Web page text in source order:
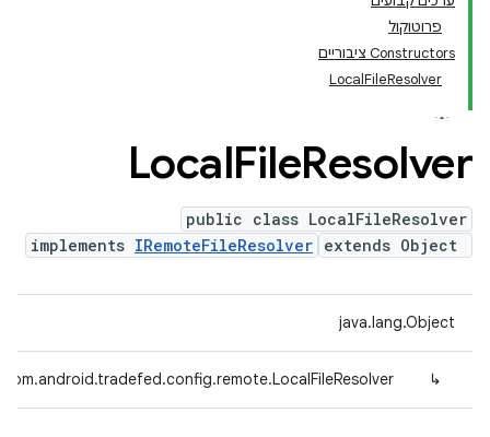
פרוטוקול
Constructors ציבוריים
LocalFileResolver
LocalFileResolver
public class LocalFileResolver
extends Object
implements IRemoteFileResolver
java.lang.Object
↳
com.android.tradefed.config.remote.LocalFileResolver